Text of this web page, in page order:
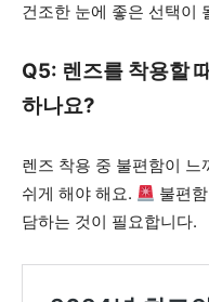
건조한 눈에 좋은 선택이
Q5: 렌즈를 착용할
하나요?
렌즈 착용 중 불편함이
쉬게 해야 해요.
불편
담하는 것이 필요합니다.